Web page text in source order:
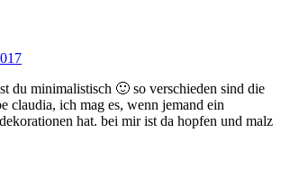
du minimalistisch 🙂 so verschieden sind die
claudia, ich mag es, wenn jemand ein
hat. bei mir ist da hopfen und malz